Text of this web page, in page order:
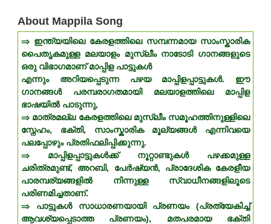
About Mappila Song
⇒ ഇന്ത്യയിലെ കേരളത്തിലെ സമ്പന്നമായ സാംസ്കാരിക
പൈതൃകമുള്ള മലയാളം മുസ്ലീം നാടോടി ഗാനങ്ങളുടെ
ഒരു വിഭാഗമാണ് മാപ്പിള പാട്ടുകൾ
എന്നും അറിയപ്പെടുന്ന പഴയ മാപ്പിളപ്പാട്ടുകൾ. ഈ
ഗാനങ്ങൾ പരമ്പരാഗതമായി മലയാളത്തിലെ മാപ്പിള
ഭാഷയിൽ പാടുന്നു,
⇒ മാത്രമല്ല കേരളത്തിലെ മുസ്ലീം സമൂഹത്തിനുള്ളിലെ
സ്നേഹം, ഭക്തി, സാംസ്കാരിക മൂല്യങ്ങൾ എന്നിവയെ
പലപ്പോഴും പ്രതിഫലിപ്പിക്കുന്നു.
⇒ മാപ്പിളപ്പാട്ടുകൾക്ക് നൂറ്റാണ്ടുകൾ പഴക്കമുള്ള
ചരിത്രമുണ്ട്, അറബി, പേർഷ്യൻ, പ്രാദേശിക കേരളീയ
പാരമ്പര്യങ്ങളിൽ നിന്നുള്ള സ്വാധീനങ്ങളിലൂടെ
പരിണമിച്ചതാണ്.
⇒ പാട്ടുകൾ സാധാരണയായി പ്രണയം (പ്രത്യേകിച്ച്
ആവശ്യപ്പെടാത്ത പ്രണയം), മതപരമായ ഭക്തി